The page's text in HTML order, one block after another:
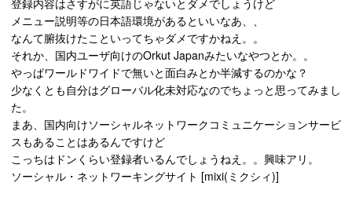
メニュー説明等の日本語環境があるといいなあ、、
なんて腑抜けたこといってちゃダメですかねえ。。
それか、国内ユーザ向けのOrkut Japanみたいなやつとか。。
やっぱワールドワイドで無いと面白みとか半減するのかな？
少なくとも自分はグローバル化未対応なのでちょっと思ってみまし
た。
まあ、国内向けソーシャルネットワークコミュニケーションサービ
スもあることはあるんですけど
こっちはドンくらい登録者いるんでしょうねえ。。興味アリ。
ソーシャル・ネットワーキングサイト [mixi(ミクシィ)]